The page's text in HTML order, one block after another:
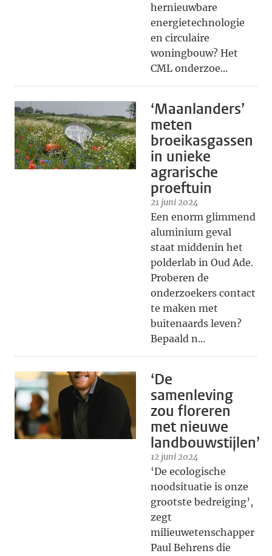
hernieuwbare
energietechnologie
en circulaire
woningbouw? Het
CML onderzoe...
‘Maanlanders’
meten
broeikasgassen
in unieke
agrarische
proeftuin
21 juni 2024
Een enorm glimmend
aluminium geval
staat middenin het
polderlab in Oud Ade.
Proberen de
onderzoekers contact
te maken met
buitenaards leven?
Bepaald n...
‘De
samenleving
zou floreren
met nieuwe
landbouwstijlen’
12 juni 2024
‘De ecologische
noodsituatie is onze
grootste bedreiging’,
zegt
milieuwetenschapper
Paul Behrens die